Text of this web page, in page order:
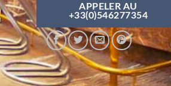
APPELER AU
+33(0)546277354